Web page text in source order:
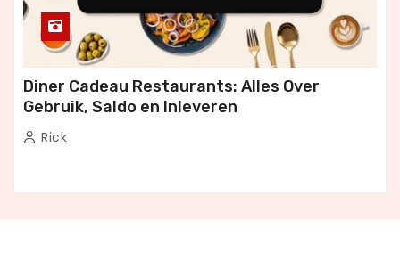
Diner Cadeau Restaurants: Alles Over
Gebruik, Saldo en Inleveren
Rick